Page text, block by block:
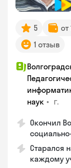
5 от
1 отзыв
наук • г.
Окончил
Старался
каждому